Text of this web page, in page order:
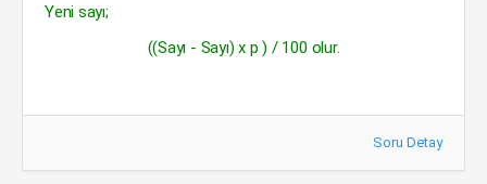
Yeni sayı;
((Sayı - Sayı) x p ) / 100 olur.
Soru Detay